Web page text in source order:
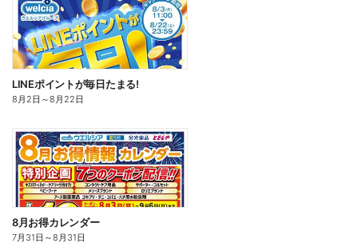
LINEポイントが毎日たまる!
8月2日 ～8月22日
8月お得カレンダー
7月31日 ～8月31日